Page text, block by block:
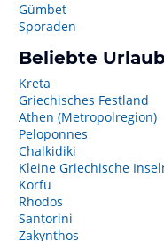
Gümbet
Sporaden
Beliebte
Kreta
Griechisches Festland
Athen (Metropolregion)
Peloponnes
Chalkidiki
Kleine Griechische
Korfu
Rhodos
Santorini
Zakynthos